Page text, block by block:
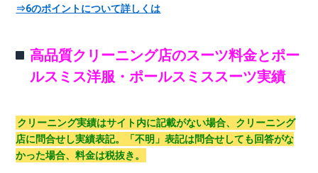
⇒6のポイントについて詳しくは
高品質クリーニング店のスーツ料金とポー
ルスミス洋服・ポールスミススーツ実績
クリーニング実績はサイト内に記載がない場合、クリーニング
店に問合せし実績表記。「不明」表記は問合せしても回答がな
かった場合、料金は税抜き。